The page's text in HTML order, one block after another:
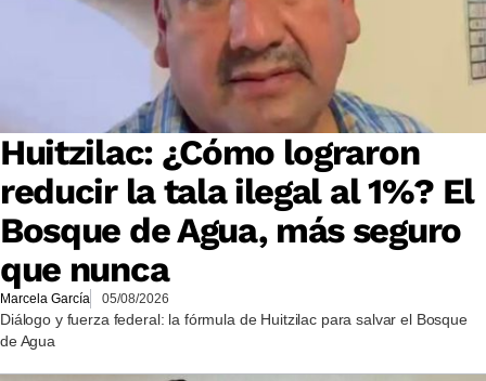
Huitzilac: ¿Cómo lograron
reducir la tala ilegal al 1%? El
Bosque de Agua, más seguro
que nunca
Marcela García 05/08/2026
Diálogo y fuerza federal: la fórmula de Huitzilac para salvar el Bosque
de Agua